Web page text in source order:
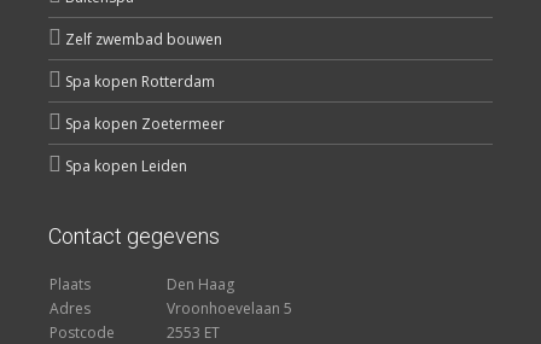
Zelf zwembad bouwen
Spa kopen Rotterdam
Spa kopen Zoetermeer
Spa kopen Leiden
Contact gegevens
Plaats
Den Haag
Adres
Vroonhoevelaan 5
Postcode
2553 ET